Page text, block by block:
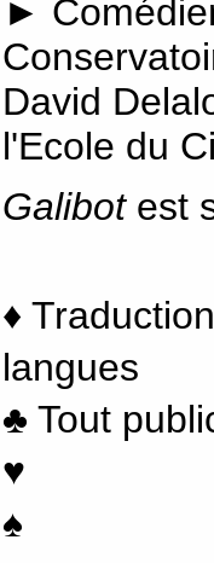
►
David
l'Ecole du
Galibotest
♦
langues
♣ Tout
♥
♠